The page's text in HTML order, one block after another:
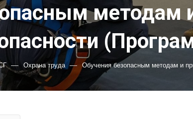
методам
— Охрана труда — Обучения безопасным методам и